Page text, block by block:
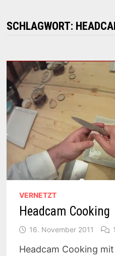
SCHLAGWORT:
VERNETZT
Headcam Cooking
16. November 2011 1
Headcam Cooking